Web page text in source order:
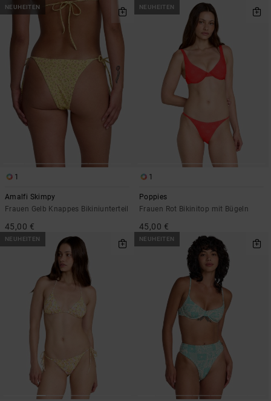
NEUHEITEN
1
Amalfi Skimpy
Frauen Gelb Knappes Bikiniunterteil
45,00 €
NEUHEITEN
1
Poppies
Frauen Rot Bikinitop mit Bügeln
45,00 €
NEUHEITEN NEUHEITEN